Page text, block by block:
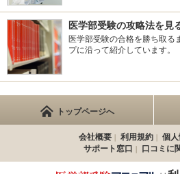
医学部受験の攻略法を見
医学部受験の合格を勝ち取る
プに沿って紹介しています。
トップページへ
会社概要 利用規約
個
サポート窓口
口コミに